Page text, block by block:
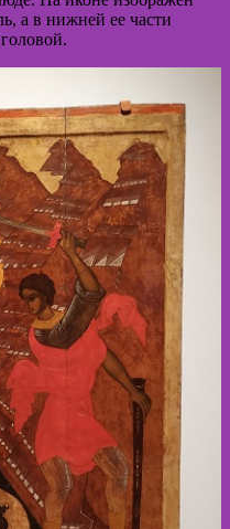
а в нижней ее части